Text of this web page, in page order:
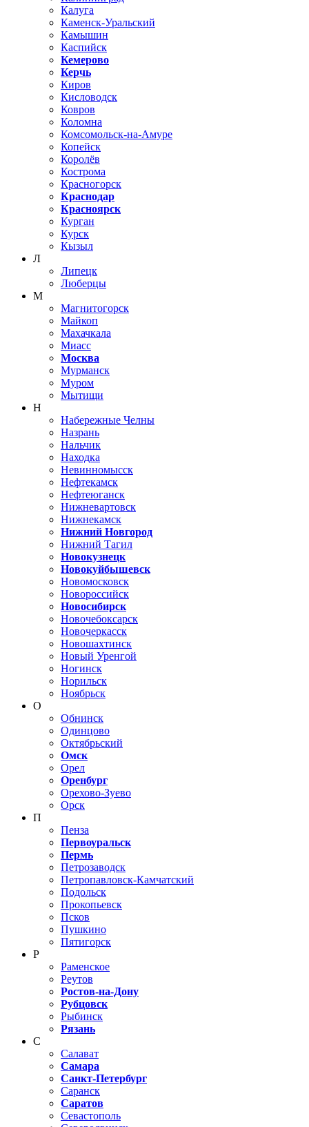
Калуга
Каменск-Уральский
Камышин
Каспийск
Кемерово
Керчь
Киров
Кисловодск
Ковров
Коломна
Комсомольск-на-Амуре
Копейск
Королёв
Кострома
Красногорск
Краснодар
Красноярск
Курган
Курск
Кызыл
Л
Липецк
Люберцы
М
Магнитогорск
Майкоп
Махачкала
Миасс
Москва
Мурманск
Муром
Мытищи
Н
Набережные Челны
Назрань
Нальчик
Находка
Невинномысск
Нефтекамск
Нефтеюганск
Нижневартовск
Нижнекамск
Нижний Новгород
Нижний Тагил
Новокузнецк
Новокуйбышевск
Новомосковск
Новороссийск
Новосибирск
Новочебоксарск
Новочеркасск
Новошахтинск
Новый Уренгой
Ногинск
Норильск
Ноябрьск
О
Обнинск
Одинцово
Октябрьский
Омск
Орел
Оренбург
Орехово-Зуево
Орск
П
Пенза
Первоуральск
Пермь
Петрозаводск
Петропавловск-Камчатский
Подольск
Прокопьевск
Псков
Пушкино
Пятигорск
Р
Раменское
Реутов
Ростов-на-Дону
Рубцовск
Рыбинск
Рязань
С
Салават
Самара
Санкт-Петербург
Саранск
Саратов
Севастополь